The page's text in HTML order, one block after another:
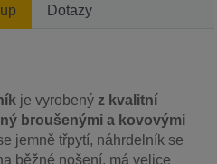
Dotazy
je vyrobený z kvalitní
broušenými a kovovými
jemně třpytí, náhrdelník se
běžné nošení, má velice